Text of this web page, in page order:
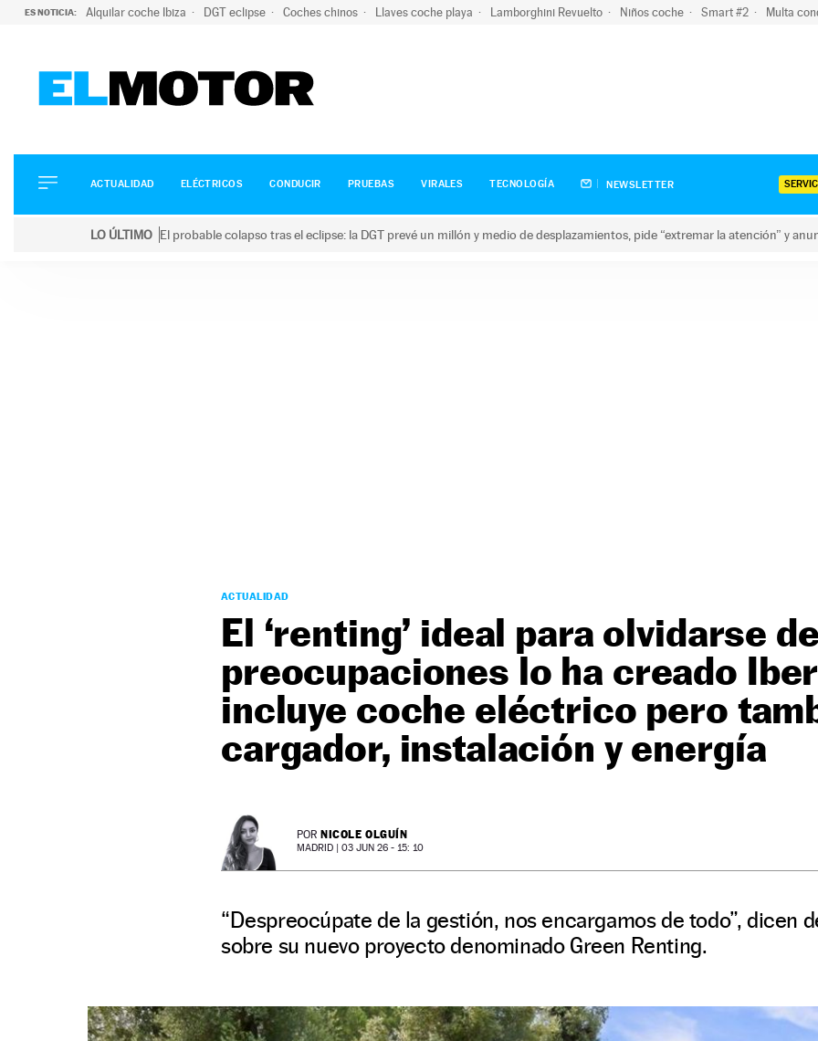
ES NOTICIA: Alquilar coche Ibiza DGT eclipse Coches chinos Llaves coche playa Lamborghini Revuelto Niños coche Smart #2 Multa
ELÉCTRICOS
CONDUCIR
ACTUALIDAD ELÉCTRICOS CONDUCIR PRUEBAS VIRALES TECNOLOGÍA NEWSLETTER
LO ÚLTIMO El probable colapso tras el eclipse: la DGT prevé un millón y medio de desplazamientos, pide “extremar la atención” y
ACTUALIDAD
El ‘renting’ ideal para olvidarse
preocupaciones lo ha creado
incluye coche eléctrico pero
cargador, instalación y energía
POR NICOLE OLGUÍN
MADRID | 03 JUN 26 - 15: 10
“Despreocúpate de la gestión, nos encargamos de todo”, dicen
sobre su nuevo proyecto denominado Green Renting.